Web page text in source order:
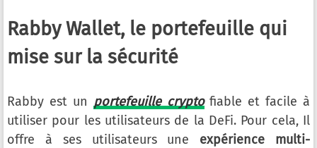
Rabby Wallet, le portefeuille qui
mise sur la sécurité
Rabby est un portefeuille cryptofiable et facile à
utiliser pour les utilisateurs de la DeFi. Pour cela, Il
offre à ses utilisateurs une expérience multi-